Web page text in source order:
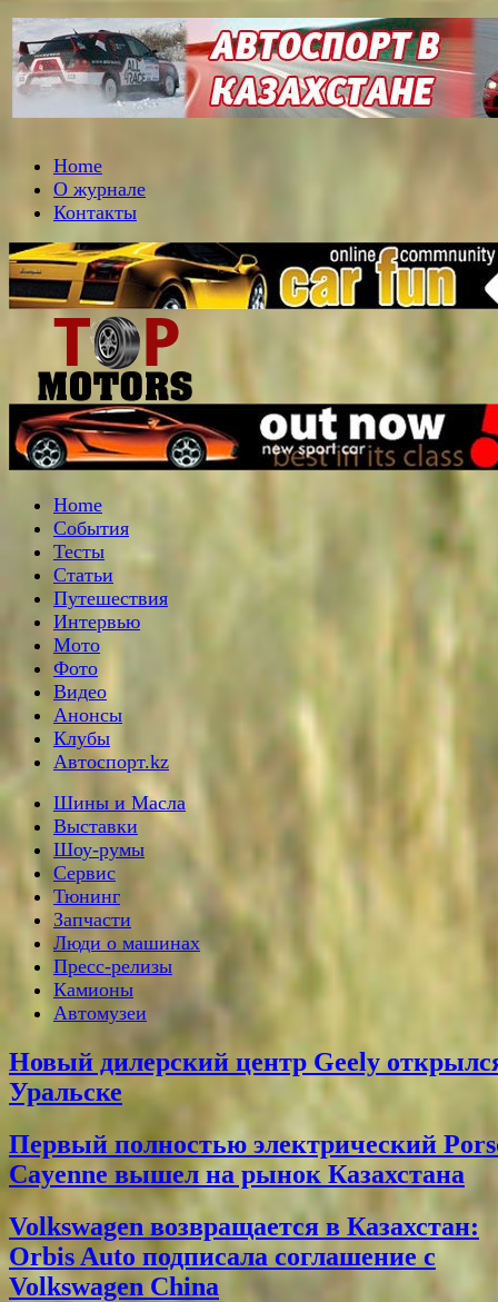
Home
О журнале
Контакты
Home
События
Тесты
Статьи
Путешествия
Интервью
Мото
Фото
Видео
Анонсы
Клубы
Автоспорт.kz
Шины и Масла
Выставки
Шоу-румы
Сервис
Тюнинг
Запчасти
Люди о машинах
Пресс-релизы
Камионы
Автомузеи
Новый дилерский центр Geely
Уральске
Первый полностью электрический
Cayenne вышел на рынок Казахстана
Volkswagen возвращается в Казахстан:
Orbis Auto подписала соглашение с
Volkswagen China